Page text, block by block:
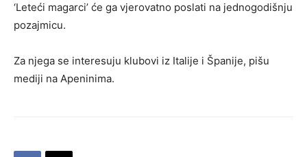
‘Leteći magarci’ će ga vjerovatno poslati na jednogodišnju
pozajmicu.
Za njega se interesuju klubovi iz Italije i Španije, pišu
mediji na Apeninima.